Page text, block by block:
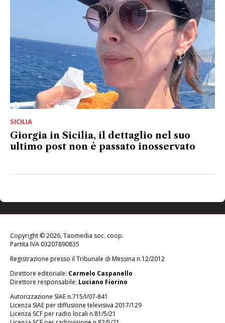
SICILIA
Giorgia in Sicilia, il dettaglio nel suo
ultimo post non è passato inosservato
Copyright © 2026, Taomedia soc. coop.
Partita IVA 03207890835
Registrazione presso il Tribunale di Messina n.12/2012
Direttore editoriale: Carmelo Caspanello
Direttore responsabile: Luciano Fiorino
Autorizzazione SIAE n.715/I/07-841
Licenza SIAE per diffusione televisiva 2017/129
Licenza SCF per radio locali n.81/5/21